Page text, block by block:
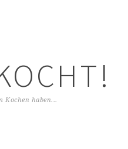
Kochen haben...